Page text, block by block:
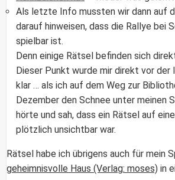
Als letzte Info mussten wir dann auf
darauf hinweisen, dass die Rallye bei
spielbar ist.
Denn einige Rätsel befinden sich
Dieser Punkt wurde mir direkt vor
klar … als ich auf dem Weg zur
Dezember den Schnee unter meinen
hörte und sah, dass ein Rätsel auf
plötzlich unsichtbar war.
Rätsel habe ich übrigens auch für mein
geheimnisvolle Haus (Verlag: moses) in